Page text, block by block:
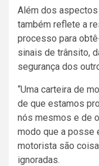
Além dos
também reflete a
processo para
sinais de trânsito,
segurança dos
“Uma carteira de
de que estamos
nós mesmos e de
modo que a posse
motorista são
ignoradas.